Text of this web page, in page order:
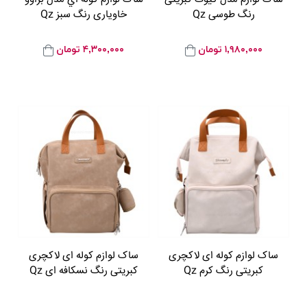
رنگ طوسی Qz
۱,۹۸۰,۰۰۰ تومان
خاوياری رنگ سبز Qz
۴,۳۰۰,۰۰۰ تومان
ساک لوازم کوله ای لاکچری
کبریتی رنگ کرم Qz
ساک لوازم کوله ای لاکچری
کبریتی رنگ نسکافه ای Qz